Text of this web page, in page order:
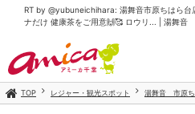
RT by @yubuneichihara: 湯舞音市原ちはら台
ナだけ 健康茶をご用意🙌🥰 ロウリ... | 湯舞音
TOP レジャー・観光スポット 湯舞音 市原ち